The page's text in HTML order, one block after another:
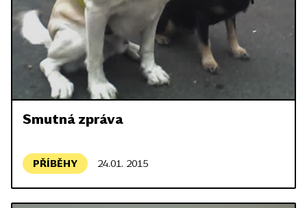
Smutná zpráva
PŘÍBĚHY 24.01. 2015